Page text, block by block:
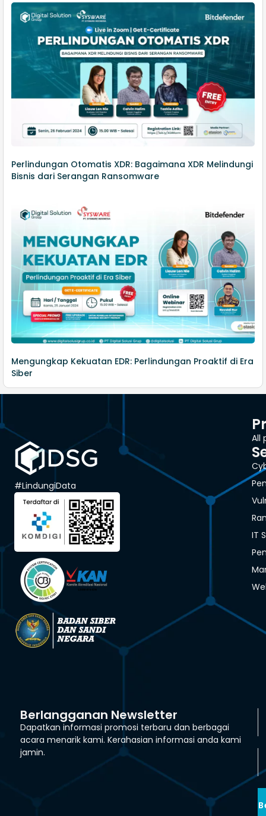
Perlindungan Otomatis XDR: Bagaimana XDR Melindungi
Bisnis dari Serangan Ransomware
Mengungkap Kekuatan EDR: Perlindungan Proaktif di Era
Siber
#LindungiData
All
IT
Berlangganan Newsletter
Dapatkan informasi promosi terbaru dan berbagai
acara menarik kami. Kerahasian informasi anda kami
jamin.